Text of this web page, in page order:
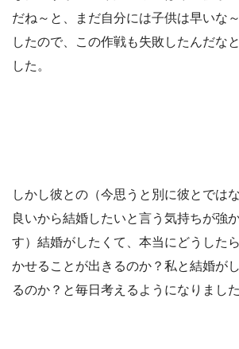
だね～と、まだ自分には子供は早いな
したので、この作戦も失敗したんだな
した。
しかし彼との（今思うと別に彼とでは
良いから結婚したいと言う気持ちが強
す）結婚がしたくて、本当にどうした
かせることが出きるのか？私と結婚が
るのか？と毎日考えるようになりました